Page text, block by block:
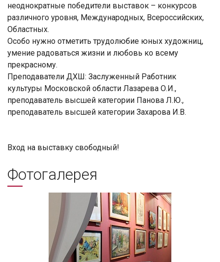
неоднократные победители выставок – конкурсов
различного уровня, Международных, Всероссийских,
Областных.
Особо нужно отметить трудолюбие юных художниц,
умение радоваться жизни и любовь ко всему
прекрасному.
Преподаватели ДХШ: Заслуженный Работник
культуры Московской области Лазарева О.И.,
преподаватель высшей категории Панова Л.Ю.,
преподаватель высшей категории Захарова И.В.
Вход на выставку свободный!
Фотогалерея